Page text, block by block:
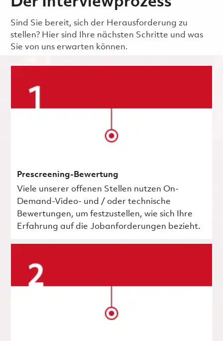
Sind Sie bereit, sich der Herausforderung zu
stellen? Hier sind Ihre nächsten Schritte und was
Sie von uns erwarten können.
Prescreening-Bewertung
Viele unserer offenen Stellen nutzen On-
Demand-Video- und / oder technische
Bewertungen, um festzustellen, wie sich Ihre
Erfahrung auf die Jobanforderungen bezieht.